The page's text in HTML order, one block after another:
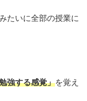
たいに全部の授業に
強する感覚」を覚え